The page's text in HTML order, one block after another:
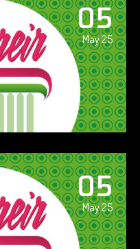
05
May 25
05
May 25